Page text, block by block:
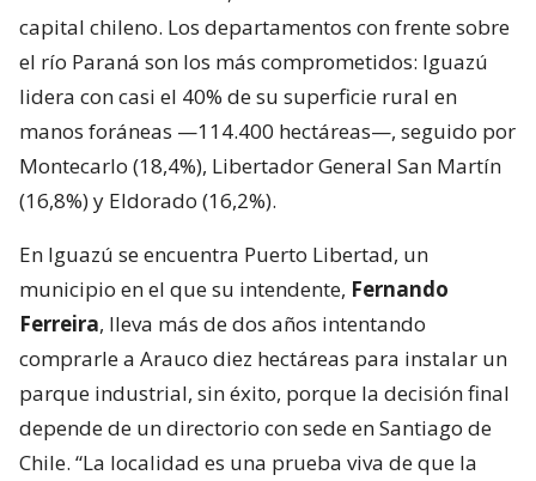
capital chileno. Los departamentos con frente sobre
el río Paraná son los más comprometidos: Iguazú
lidera con casi el 40% de su superficie rural en
manos foráneas —114.400 hectáreas—, seguido por
Montecarlo (18,4%), Libertador General San Martín
(16,8%) y Eldorado (16,2%).
En Iguazú se encuentra Puerto Libertad, un
municipio en el que su intendente, Fernando
Ferreira, lleva más de dos años intentando
comprarle a Arauco diez hectáreas para instalar un
parque industrial, sin éxito, porque la decisión final
depende de un directorio con sede en Santiago de
Chile. “La localidad es una prueba viva de que la